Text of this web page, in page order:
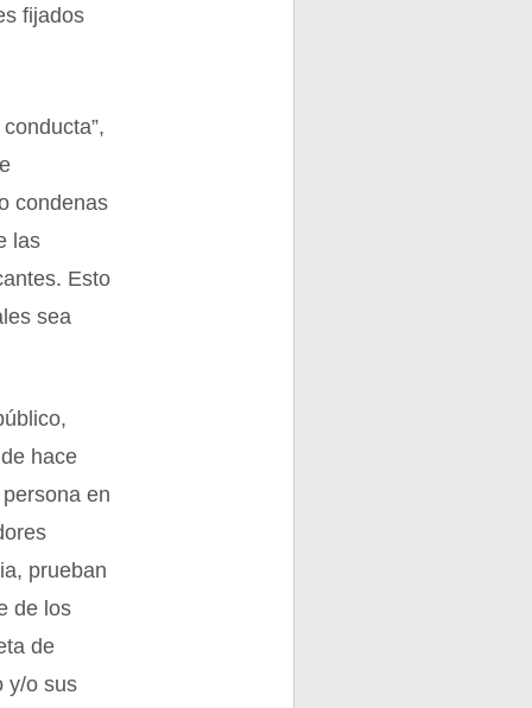
fijados
condenas
las
Esto
sea
hace
en
prueban
de los
de
y/o sus